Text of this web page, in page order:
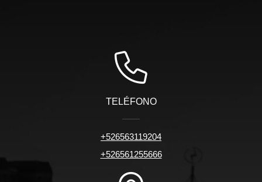
TELÉFONO
+526563119204
+526561255666